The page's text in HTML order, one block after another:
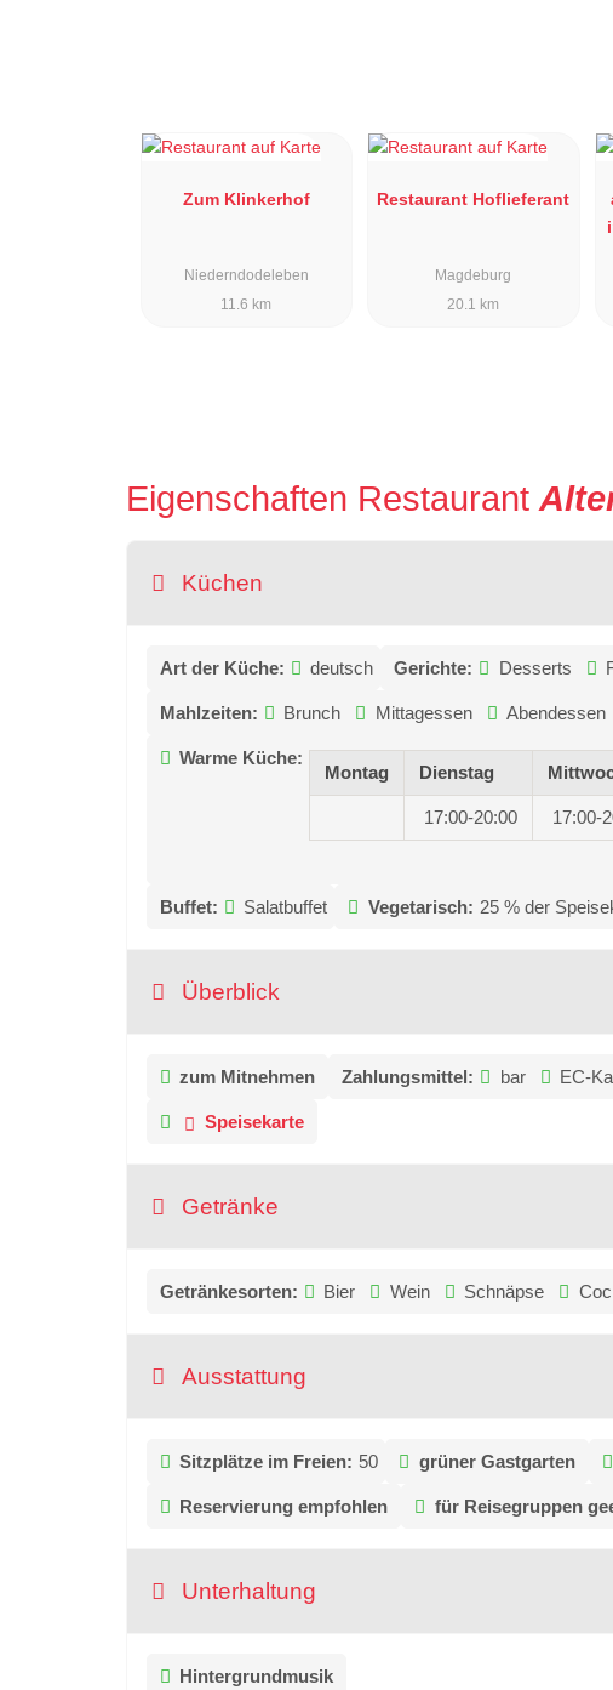
Zum Klinkerhof
Niederndodeleben
11.6 km
Restaurant Hoflieferant
Magdeburg
20.1 km
Eigenschaften Restaurant
Küchen
Art der Küche: deutsch Gerichte: Desserts
Mahlzeiten: Brunch Mittagessen Abendessen
Warme Küche:
Montag Dienstag
17:00-20:00 17:00-
Buffet: Salatbuffet Vegetarisch: 25 % der
Überblick
zum Mitnehmen Zahlungsmittel: bar EC-
Speisekarte
Getränke
Getränkesorten: Bier Wein Schnäpse
Ausstattung
Sitzplätze im Freien: 50 grüner Gastgarten
Reservierung empfohlen für Reisegruppen
Unterhaltung
Hintergrundmusik